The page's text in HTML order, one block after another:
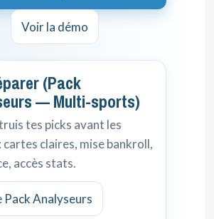
Voir la démo
(Pack
— Multi-sports)
tes picks avant les
cartes claires, mise bankroll,
accès stats.
Pack Analyseurs